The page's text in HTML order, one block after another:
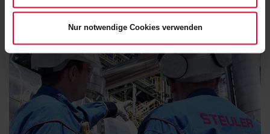
Nur notwendige Cookies verwenden